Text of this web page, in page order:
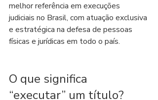
melhor referência em execuções
judiciais no Brasil, com atuação exclusiva
e estratégica na defesa de pessoas
físicas e jurídicas em todo o país.
O que significa
“executar” um título?